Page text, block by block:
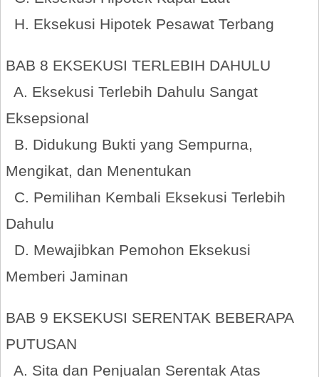
H. Eksekusi Hipotek Pesawat Terbang
BAB 8 EKSEKUSI TERLEBIH DAHULU
A. Eksekusi Terlebih Dahulu Sangat
Eksepsional
B. Didukung Bukti yang Sempurna,
Mengikat, dan Menentukan
C. Pemilihan Kembali Eksekusi Terlebih
Dahulu
D. Mewajibkan Pemohon Eksekusi
Memberi Jaminan
BAB 9 EKSEKUSI SERENTAK BEBERAPA
PUTUSAN
A. Sita dan Penjualan Serentak Atas